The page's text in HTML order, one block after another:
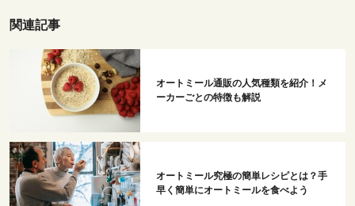
関連記事
オートミール通販の人気種類を紹介！メ
ーカーごとの特徴も解説
オートミール究極の簡単レシピとは？手
早く簡単にオートミールを食べよう